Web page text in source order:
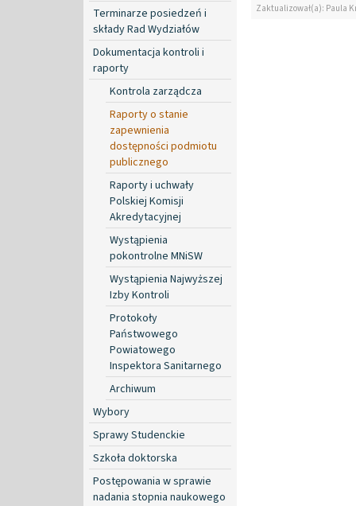
Terminarze posiedzeń i
składy Rad Wydziałów
Dokumentacja kontroli i
raporty
Kontrola zarządcza
Raporty o stanie
zapewnienia
dostępności podmiotu
publicznego
Raporty i uchwały
Polskiej Komisji
Akredytacyjnej
Wystąpienia
pokontrolne MNiSW
Wystąpienia Najwyższej
Izby Kontroli
Protokoły
Państwowego
Powiatowego
Inspektora Sanitarnego
Archiwum
Wybory
Sprawy Studenckie
Szkoła doktorska
Postępowania w sprawie
nadania stopnia naukowego
Zaktualizował(a): Paula